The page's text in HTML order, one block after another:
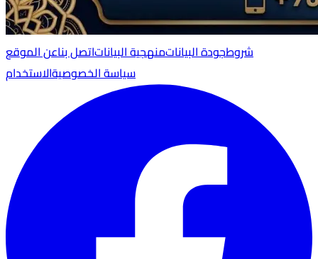
عن الموقعاتصل بنامنهجية البياناتجودة البياناتشروط
الاستخدامسياسة الخصوصية